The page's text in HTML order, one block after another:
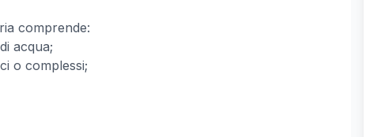
comprende:
acqua;
o complessi;